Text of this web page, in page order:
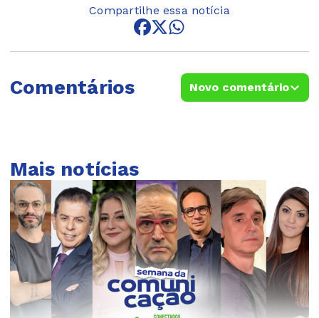
Compartilhe essa notícia
Comentários Novo comentário
Mais notícias